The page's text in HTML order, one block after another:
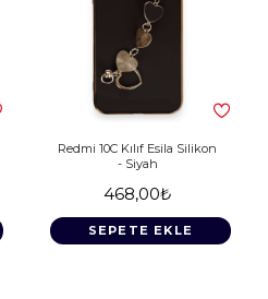
Redmi 10C Kılıf Esila Silikon
- Siyah
468,00₺
SEPETE EKLE